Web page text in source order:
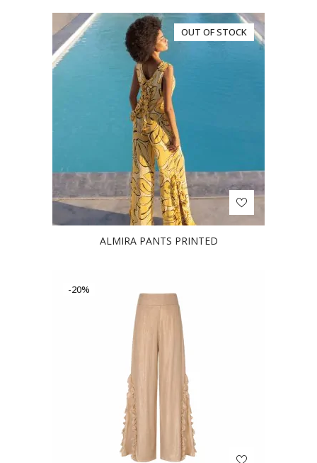
OUT OF STOCK
ALMIRA PANTS PRINTED
-20%